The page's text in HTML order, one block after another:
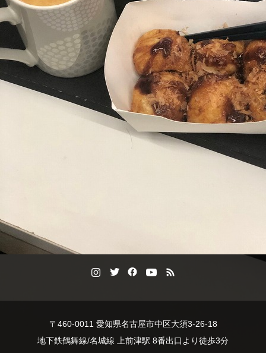
〒460-0011 愛知県名古屋市中区大須3-26-18
地下鉄鶴舞線/名城線 上前津駅 8番出口より徒歩3分